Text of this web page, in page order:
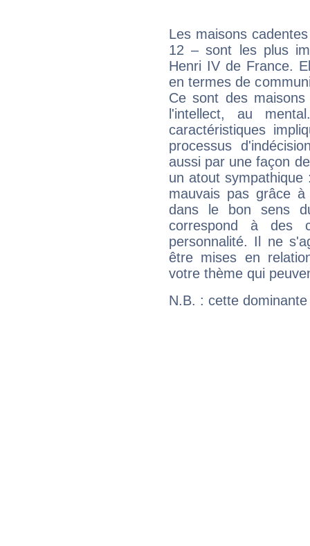
Les maisons
12 – sont les plus
Henri IV de France.
en termes de
Ce sont des
l'intellect, au
caractéristiques
processus
aussi par une façon
un atout
mauvais pas grâce
dans le bon sens
correspond à des
personnalité. Il ne
être mises en
votre thème qui
N.B. : cette